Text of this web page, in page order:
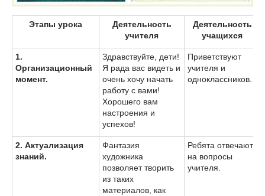
Этапы урока
Деятельность
учителя
Деятельность
учащихся
1.
Организационный
момент.
Здравствуйте, дети!
Я рада вас видеть и
очень хочу начать
работу с вами!
Хорошего вам
настроения и
успехов!
Приветствуют
учителя и
одноклассников.
2. Актуализация
знаний.
Фантазия
художника
позволяет творить
из таких
материалов, как
Ребята отвечают
на вопросы
учителя.